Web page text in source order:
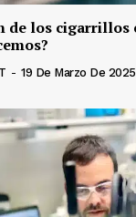
de los
- 19 De Marzo De 2025